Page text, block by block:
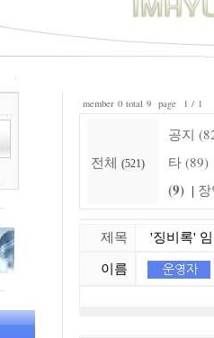
member 0 total 9 page 1 / 1
전체 (521)
공지
타 (89)
(9) |
제목 '징비록' 임
이름